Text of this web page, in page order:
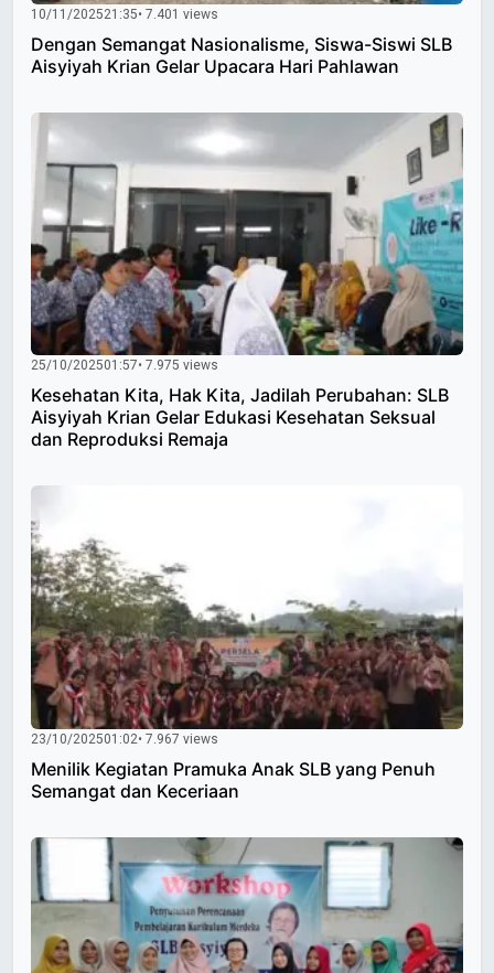
10/11/202521:35• 7.401 views
Dengan Semangat Nasionalisme, Siswa-Siswi SLB
Aisyiyah Krian Gelar Upacara Hari Pahlawan
25/10/202501:57• 7.975 views
Kesehatan Kita, Hak Kita, Jadilah Perubahan: SLB
Aisyiyah Krian Gelar Edukasi Kesehatan Seksual
dan Reproduksi Remaja
23/10/202501:02• 7.967 views
Menilik Kegiatan Pramuka Anak SLB yang Penuh
Semangat dan Keceriaan